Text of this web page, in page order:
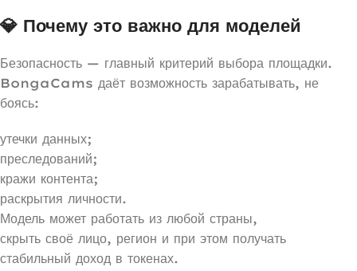
💎 Почему это важно для моделей
Безопасность — главный критерий выбора площадки.
BongaCams даёт возможность зарабатывать, не
боясь:
утечки данных;
преследований;
кражи контента;
раскрытия личности.
Модель может работать из любой страны,
скрыть своё лицо, регион и при этом получать
стабильный доход в токенах.